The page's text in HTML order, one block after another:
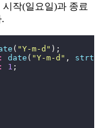
작(일요일)과 종료
( "Y-m-d " );
: date ( "Y-m-d " ,
: 1 ;